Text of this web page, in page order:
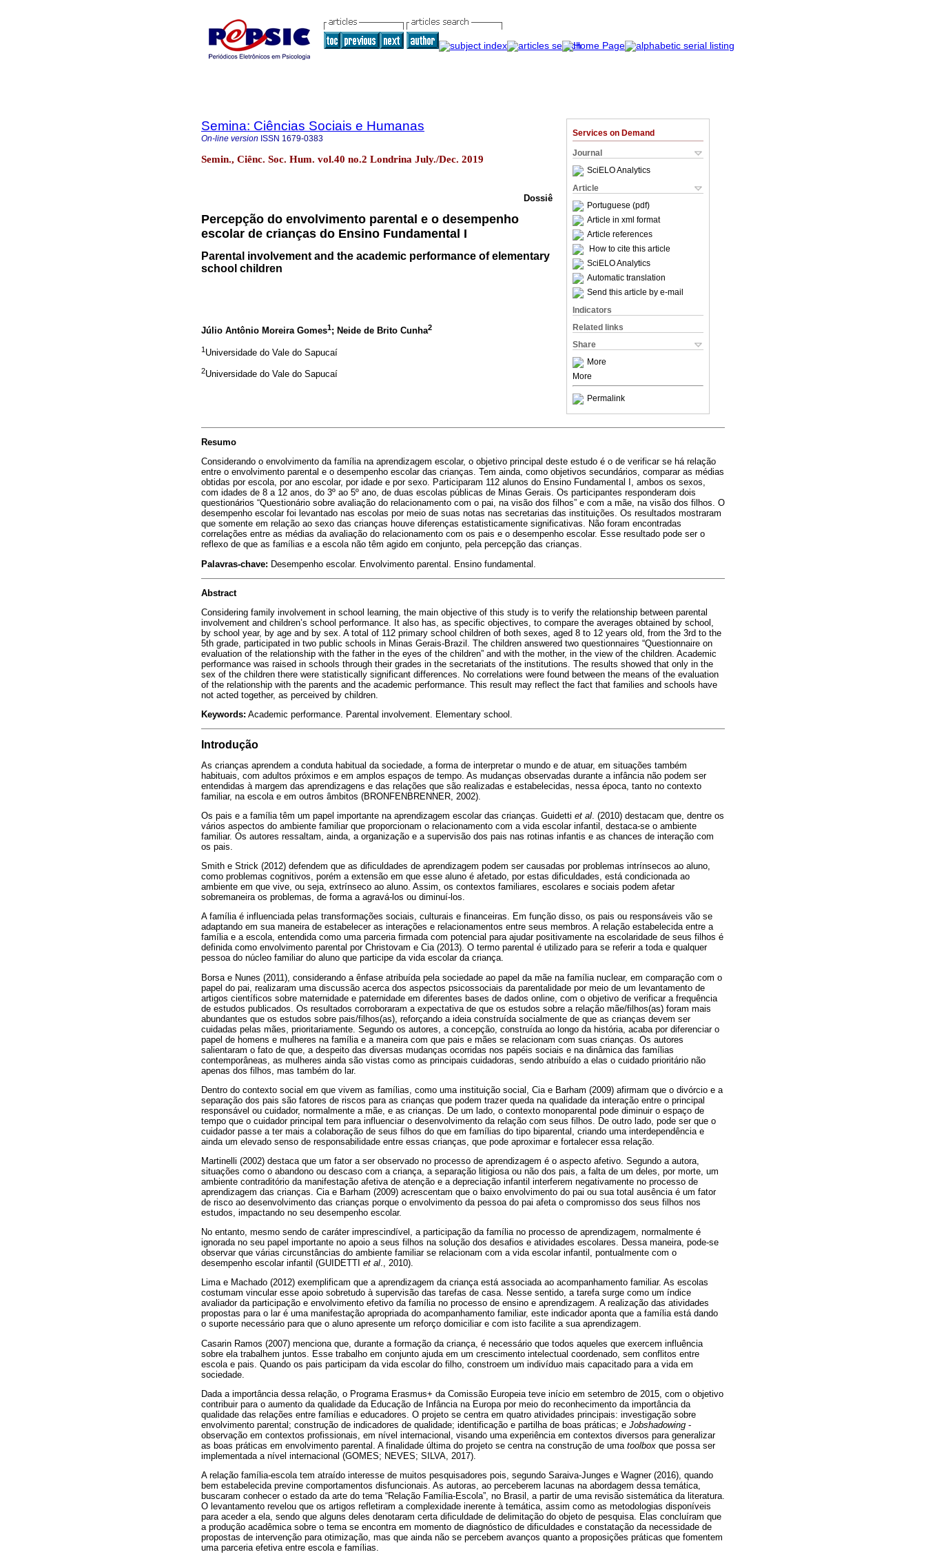
Services on Demand
Journal
SciELO Analytics
Article
Portuguese (pdf)
Article in xml format
Article references
How to cite this article
SciELO Analytics
Automatic translation
Send this article by e-mail
Indicators
Related links
Share
More
More
Permalink
Semina: Ciências Sociais e Humanas
On-line version ISSN 1679-0383
Semin., Ciênc. Soc. Hum. vol.40 no.2 Londrina July./Dec. 2019
Dossiê
Percepção do envolvimento parental e o desempenho
escolar de crianças do Ensino Fundamental I
Parental involvement and the academic performance of elementary
school children
Júlio Antônio Moreira Gomes1; Neide de Brito Cunha2
1 Universidade do Vale do Sapucaí
2Universidade do Vale do Sapucaí
Resumo
Considerando o envolvimento da família na aprendizagem escolar, o objetivo principal deste estudo é o de verificar se há relação
entre o envolvimento parental e o desempenho escolar das crianças. Tem ainda, como objetivos secundários, comparar as médias
obtidas por escola, por ano escolar, por idade e por sexo. Participaram 112 alunos do Ensino Fundamental I, ambos os sexos,
com idades de 8 a 12 anos, do 3º ao 5º ano, de duas escolas públicas de Minas Gerais. Os participantes responderam dois
questionários “Questionário sobre avaliação do relacionamento com o pai, na visão dos filhos” e com a mãe, na visão dos filhos. O
desempenho escolar foi levantado nas escolas por meio de suas notas nas secretarias das instituições. Os resultados mostraram
que somente em relação ao sexo das crianças houve diferenças estatisticamente significativas. Não foram encontradas
correlações entre as médias da avaliação do relacionamento com os pais e o desempenho escolar. Esse resultado pode ser o
reflexo de que as famílias e a escola não têm agido em conjunto, pela percepção das crianças.
Palavras-chave: Desempenho escolar. Envolvimento parental. Ensino fundamental.
Abstract
Considering family involvement in school learning, the main objective of this study is to verify the relationship between parental
involvement and children’s school performance. It also has, as specific objectives, to compare the averages obtained by school,
by school year, by age and by sex. A total of 112 primary school children of both sexes, aged 8 to 12 years old, from the 3rd to the
5th grade, participated in two public schools in Minas Gerais-Brazil. The children answered two questionnaires “Questionnaire on
evaluation of the relationship with the father in the eyes of the children” and with the mother, in the view of the children. Academic
performance was raised in schools through their grades in the secretariats of the institutions. The results showed that only in the
sex of the children there were statistically significant differences. No correlations were found between the means of the evaluation
of the relationship with the parents and the academic performance. This result may reflect the fact that families and schools have
not acted together, as perceived by children.
Keywords: Academic performance. Parental involvement. Elementary school.
Introdução
As crianças aprendem a conduta habitual da sociedade, a forma de interpretar o mundo e de atuar, em situações também
habituais, com adultos próximos e em amplos espaços de tempo. As mudanças observadas durante a infância não podem ser
entendidas à margem das aprendizagens e das relações que são realizadas e estabelecidas, nessa época, tanto no contexto
familiar, na escola e em outros âmbitos (BRONFENBRENNER, 2002).
Os pais e a família têm um papel importante na aprendizagem escolar das crianças. Guidetti et al. (2010) destacam que, dentre os
vários aspectos do ambiente familiar que proporcionam o relacionamento com a vida escolar infantil, destaca-se o ambiente
familiar. Os autores ressaltam, ainda, a organização e a supervisão dos pais nas rotinas infantis e as chances de interação com
os pais.
Smith e Strick (2012) defendem que as dificuldades de aprendizagem podem ser causadas por problemas intrínsecos ao aluno,
como problemas cognitivos, porém a extensão em que esse aluno é afetado, por estas dificuldades, está condicionada ao
ambiente em que vive, ou seja, extrínseco ao aluno. Assim, os contextos familiares, escolares e sociais podem afetar
sobremaneira os problemas, de forma a agravá-los ou diminuí-los.
A família é influenciada pelas transformações sociais, culturais e financeiras. Em função disso, os pais ou responsáveis vão se
adaptando em sua maneira de estabelecer as interações e relacionamentos entre seus membros. A relação estabelecida entre a
família e a escola, entendida como uma parceria firmada com potencial para ajudar positivamente na escolaridade de seus filhos é
definida como envolvimento parental por Christovam e Cia (2013). O termo parental é utilizado para se referir a toda e qualquer
pessoa do núcleo familiar do aluno que participe da vida escolar da criança.
Borsa e Nunes (2011), considerando a ênfase atribuída pela sociedade ao papel da mãe na família nuclear, em comparação com o
papel do pai, realizaram uma discussão acerca dos aspectos psicossociais da parentalidade por meio de um levantamento de
artigos científicos sobre maternidade e paternidade em diferentes bases de dados online, com o objetivo de verificar a frequência
de estudos publicados. Os resultados corroboraram a expectativa de que os estudos sobre a relação mãe/filhos(as) foram mais
abundantes que os estudos sobre pais/filhos(as), reforçando a ideia construída socialmente de que as crianças devem ser
cuidadas pelas mães, prioritariamente. Segundo os autores, a concepção, construída ao longo da história, acaba por diferenciar o
papel de homens e mulheres na família e a maneira com que pais e mães se relacionam com suas crianças. Os autores
salientaram o fato de que, a despeito das diversas mudanças ocorridas nos papéis sociais e na dinâmica das famílias
contemporâneas, as mulheres ainda são vistas como as principais cuidadoras, sendo atribuído a elas o cuidado prioritário não
apenas dos filhos, mas também do lar.
Dentro do contexto social em que vivem as famílias, como uma instituição social, Cia e Barham (2009) afirmam que o divórcio e a
separação dos pais são fatores de riscos para as crianças que podem trazer queda na qualidade da interação entre o principal
responsável ou cuidador, normalmente a mãe, e as crianças. De um lado, o contexto monoparental pode diminuir o espaço de
tempo que o cuidador principal tem para influenciar o desenvolvimento da relação com seus filhos. De outro lado, pode ser que o
cuidador passe a ter mais a colaboração de seus filhos do que em famílias do tipo biparental, criando uma interdependência e
ainda um elevado senso de responsabilidade entre essas crianças, que pode aproximar e fortalecer essa relação.
Martinelli (2002) destaca que um fator a ser observado no processo de aprendizagem é o aspecto afetivo. Segundo a autora,
situações como o abandono ou descaso com a criança, a separação litigiosa ou não dos pais, a falta de um deles, por morte, um
ambiente contraditório da manifestação afetiva de atenção e a depreciação infantil interferem negativamente no processo de
aprendizagem das crianças. Cia e Barham (2009) acrescentam que o baixo envolvimento do pai ou sua total ausência é um fator
de risco ao desenvolvimento das crianças porque o envolvimento da pessoa do pai afeta o compromisso dos seus filhos nos
estudos, impactando no seu desempenho escolar.
No entanto, mesmo sendo de caráter imprescindível, a participação da família no processo de aprendizagem, normalmente é
ignorada no seu papel importante no apoio a seus filhos na solução dos desafios e atividades escolares. Dessa maneira, pode-se
observar que várias circunstâncias do ambiente familiar se relacionam com a vida escolar infantil, pontualmente com o
desempenho escolar infantil (GUIDETTI et al., 2010).
Lima e Machado (2012) exemplificam que a aprendizagem da criança está associada ao acompanhamento familiar. As escolas
costumam vincular esse apoio sobretudo à supervisão das tarefas de casa. Nesse sentido, a tarefa surge como um índice
avaliador da participação e envolvimento efetivo da família no processo de ensino e aprendizagem. A realização das atividades
propostas para o lar é uma manifestação apropriada do acompanhamento familiar, este indicador aponta que a família está dando
o suporte necessário para que o aluno apresente um reforço domiciliar e com isto facilite a sua aprendizagem.
Casarin Ramos (2007) menciona que, durante a formação da criança, é necessário que todos aqueles que exercem influência
sobre ela trabalhem juntos. Esse trabalho em conjunto ajuda em um crescimento intelectual coordenado, sem conflitos entre
escola e pais. Quando os pais participam da vida escolar do filho, constroem um indivíduo mais capacitado para a vida em
sociedade.
Dada a importância dessa relação, o Programa Erasmus+ da Comissão Europeia teve início em setembro de 2015, com o objetivo
contribuir para o aumento da qualidade da Educação de Infância na Europa por meio do reconhecimento da importância da
qualidade das relações entre famílias e educadores. O projeto se centra em quatro atividades principais: investigação sobre
envolvimento parental; construção de indicadores de qualidade; identificação e partilha de boas práticas; e Jobshadowing -
observação em contextos profissionais, em nível internacional, visando uma experiência em contextos diversos para generalizar
as boas práticas em envolvimento parental. A finalidade última do projeto se centra na construção de uma toolbox que possa ser
implementada a nível internacional (GOMES; NEVES; SILVA, 2017).
A relação família-escola tem atraído interesse de muitos pesquisadores pois, segundo Saraiva-Junges e Wagner (2016), quando
bem estabelecida previne comportamentos disfuncionais. As autoras, ao perceberem lacunas na abordagem dessa temática,
buscaram conhecer o estado da arte do tema “Relação Família-Escola”, no Brasil, a partir de uma revisão sistemática da literatura.
O levantamento revelou que os artigos refletiram a complexidade inerente à temática, assim como as metodologias disponíveis
para aceder a ela, sendo que alguns deles denotaram certa dificuldade de delimitação do objeto de pesquisa. Elas concluíram que
a produção acadêmica sobre o tema se encontra em momento de diagnóstico de dificuldades e constatação da necessidade de
propostas de intervenção para otimização, mas que ainda não se percebem avanços quanto a proposições práticas que fomentem
uma parceria efetiva entre escola e famílias.